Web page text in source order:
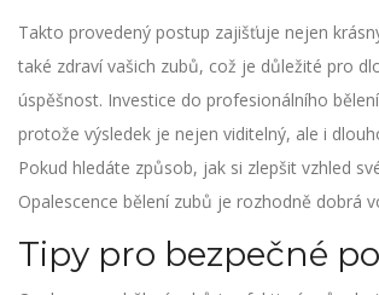
Takto provedený postup zajišťuje nejen
také zdraví vašich zubů, což je důležité pro
úspěšnost. Investice do profesionálního
protože výsledek je nejen viditelný, ale i
Pokud hledáte způsob, jak si zlepšit vzhled
Opalescence bělení zubů je rozhodně dobrá
Tipy pro bezpečné